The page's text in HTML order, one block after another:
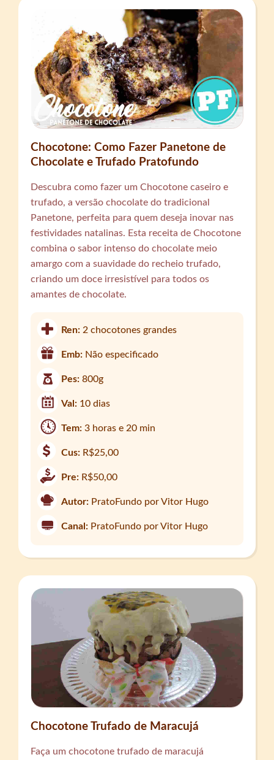
Chocotone: Como Fazer Panetone de
Chocolate e Trufado Pratofundo
Descubra como fazer um Chocotone caseiro e
trufado, a versão chocolate do tradicional
Panetone, perfeita para quem deseja inovar nas
festividades natalinas. Esta receita de Chocotone
combina o sabor intenso do chocolate meio
amargo com a suavidade do recheio trufado,
criando um doce irresistível para todos os
amantes de chocolate.
Ren: 2 chocotones grandes
Emb: Não especificado
Pes:800g
Val: 10 dias
Tem:3 horas e 20 min
Cus: R$25,00
Pre: R$50,00
Autor: PratoFundo por Vitor Hugo
Canal: PratoFundo por Vitor Hugo
Chocotone Trufado de Maracujá
Faça um chocotone trufado de maracujá